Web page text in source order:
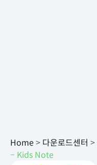
Home> 다운로드센터 >
– Kids Note